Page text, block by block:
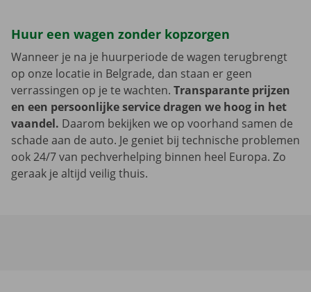
Huur een wagen zonder kopzorgen
Wanneer je na je huurperiode de wagen terugbrengt
op onze locatie in Belgrade, dan staan er geen
verrassingen op je te wachten. Transparante prijzen
en een persoonlijke service dragen we hoog in het
vaandel. Daarom bekijken we op voorhand samen de
schade aan de auto. Je geniet bij technische problemen
ook 24/7 van pechverhelping binnen heel Europa. Zo
geraak je altijd veilig thuis.